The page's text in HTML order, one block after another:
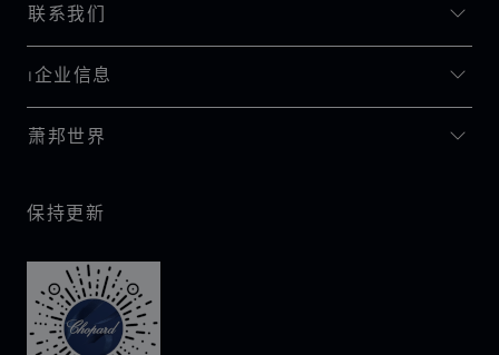
联系我们
I企业信息
萧邦世界
保持更新